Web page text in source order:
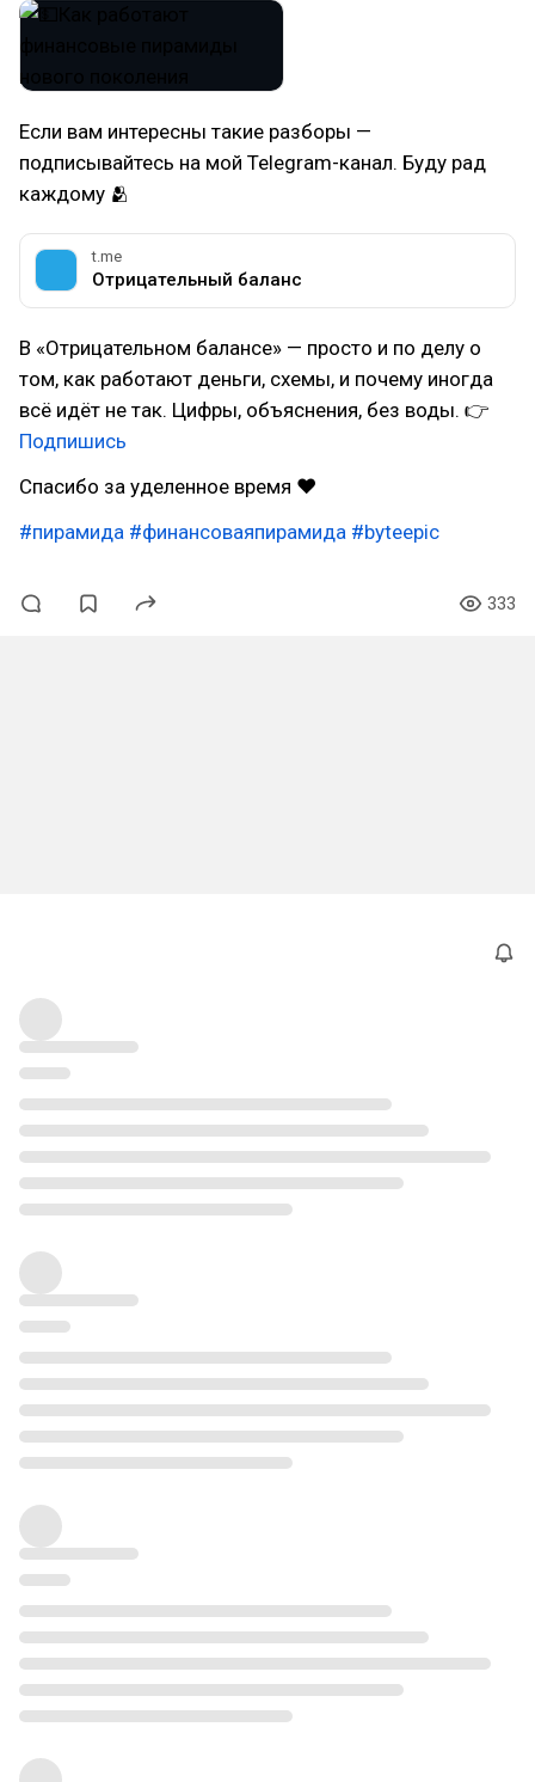
Если вам интересны такие разборы —
подписывайтесь на мой Telegram-канал. Буду рад
каждому 🫂
t.me
Отрицательный баланс
В «Отрицательном балансе» — просто и по делу о
том, как работают деньги, схемы, и почему иногда
всё идёт не так. Цифры, объяснения, без воды. 👉
Подпишись
Спасибо за уделенное время ❤
#пирамида #финансоваяпирамида #byteepic
333